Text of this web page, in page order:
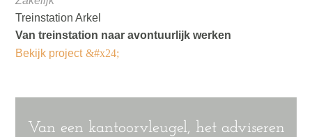
Treinstation Arkel
Van treinstation naar avontuurlijk werken
Bekijk project
Van een kantoorvleugel, het adviseren